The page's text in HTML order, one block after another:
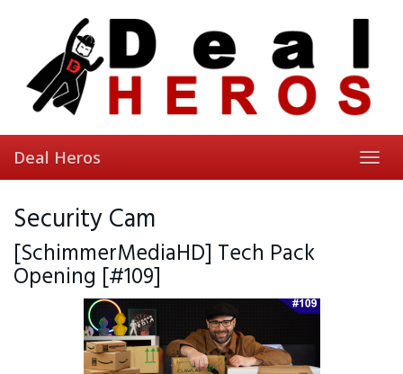
Deal Heros
Security Cam
[SchimmerMediaHD] Tech Pack
Opening [#109]